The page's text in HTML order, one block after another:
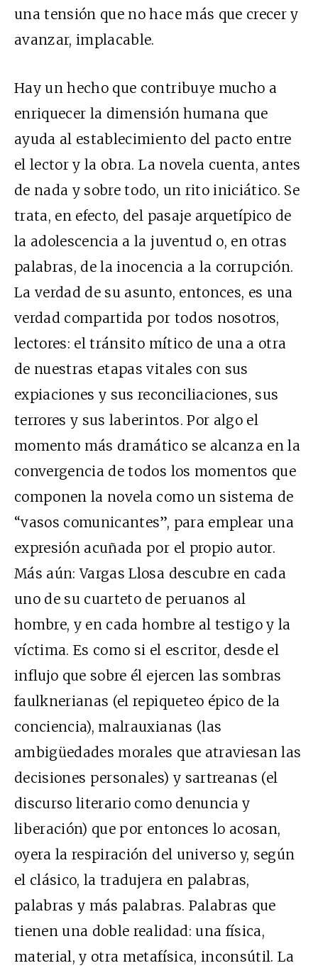
una tensión que no hace más que crecer y
avanzar, implacable.
Hay un hecho que contribuye mucho a
enriquecer la dimensión humana que
ayuda al establecimiento del pacto entre
el lector y la obra. La novela cuenta, antes
de nada y sobre todo, un rito iniciático. Se
trata, en efecto, del pasaje arquetípico de
la adolescencia a la juventud o, en otras
palabras, de la inocencia a la corrupción.
La verdad de su asunto, entonces, es una
verdad compartida por todos nosotros,
lectores: el tránsito mítico de una a otra
de nuestras etapas vitales con sus
expiaciones y sus reconciliaciones, sus
terrores y sus laberintos. Por algo el
momento más dramático se alcanza en la
convergencia de todos los momentos que
componen la novela como un sistema de
“vasos comunicantes”, para emplear una
expresión acuñada por el propio autor.
Más aún: Vargas Llosa descubre en cada
uno de su cuarteto de peruanos al
hombre, y en cada hombre al testigo y la
víctima. Es como si el escritor, desde el
influjo que sobre él ejercen las sombras
faulknerianas (el repiqueteo épico de la
conciencia), malrauxianas (las
ambigüedades morales que atraviesan las
decisiones personales) y sartreanas (el
discurso literario como denuncia y
liberación) que por entonces lo acosan,
oyera la respiración del universo y, según
el clásico, la tradujera en palabras,
palabras y más palabras. Palabras que
tienen una doble realidad: una física,
material, y otra metafísica, inconsútil. La